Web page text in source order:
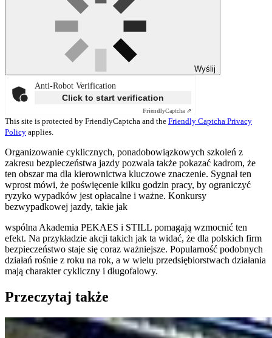
Wyślij
Anti-Robot Verification
Click to start verification
FriendlyCaptcha ⇗
This site is protected by FriendlyCaptcha and the Friendly Captcha Privacy
Policy applies.
Organizowanie cyklicznych, ponadobowiązkowych szkoleń z
zakresu bezpieczeństwa jazdy pozwala także pokazać kadrom, że
ten obszar ma dla kierownictwa kluczowe znaczenie. Sygnał ten
wprost mówi, że poświęcenie kilku godzin pracy, by ograniczyć
ryzyko wypadków jest opłacalne i ważne. Konkursy
bezwypadkowej jazdy, takie jak
wspólna Akademia PEKAES i STILL pomagają wzmocnić ten
efekt. Na przykładzie akcji takich jak ta widać, że dla polskich firm
bezpieczeństwo staje się coraz ważniejsze. Popularność podobnych
działań rośnie z roku na rok, a w wielu przedsiębiorstwach działania
mają charakter cykliczny i długofalowy.
Przeczytaj także